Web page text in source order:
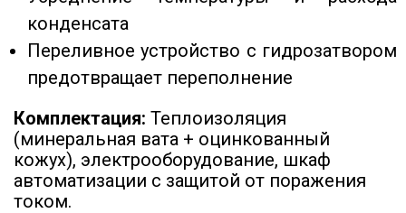
конденсата
Переливное устройство с гидрозатвором
предотвращает переполнение
Комплектация: Теплоизоляция
(минеральная вата + оцинкованный
кожух), электрооборудование, шкаф
автоматизации с защитой от поражения
током.